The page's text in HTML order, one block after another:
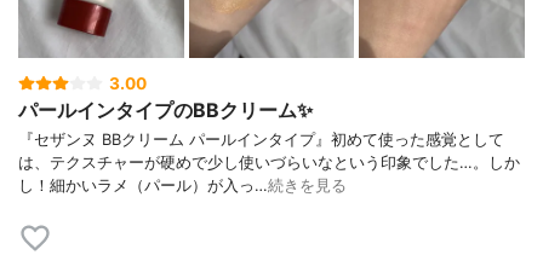
3.00
パールインタイプのBBクリーム✨
『セザンヌ BBクリーム パールインタイプ』初めて使った感覚として
は、テクスチャーが硬めで少し使いづらいなという印象でした…。しか
し！細かいラメ（パール）が入っ…続きを見る